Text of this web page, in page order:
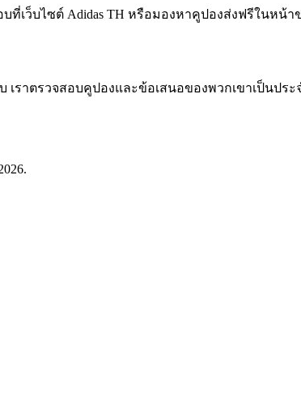
เว็บไซต์ Adidas TH หรือมองหาคูปองส่งฟรีในหน้าข
เราตรวจสอบคูปองและข้อเสนอของพวกเขาเป็นประ